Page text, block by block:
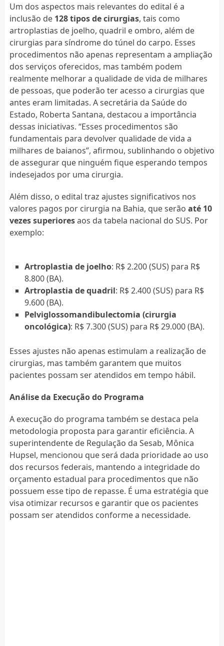
Um dos aspectos mais relevantes do edital é a
inclusão de 128 tipos de cirurgias, tais como
artroplastias de joelho, quadril e ombro, além de
cirurgias para síndrome do túnel do carpo. Esses
procedimentos não apenas representam a ampliação
dos serviços oferecidos, mas também podem
realmente melhorar a qualidade de vida de milhares
de pessoas, que poderão ter acesso a cirurgias que
antes eram limitadas. A secretária da Saúde do
Estado, Roberta Santana, destacou a importância
dessas iniciativas. “Esses procedimentos são
fundamentais para devolver qualidade de vida a
milhares de baianos”, afirmou, sublinhando o objetivo
de assegurar que ninguém fique esperando tempos
indesejados por uma cirurgia.
Além disso, o edital traz ajustes significativos nos
valores pagos por cirurgia na Bahia, que serão até 10
vezes superioresaos da tabela nacional do SUS. Por
exemplo:
Artroplastia de joelho: R$ 2.200 (SUS) para R$
8.800 (BA).
Artroplastia de quadril: R$ 2.400 (SUS) para R$
9.600 (BA).
Pelviglossomandibulectomia (cirurgia
oncológica): R$ 7.300 (SUS) para R$ 29.000 (BA).
Esses ajustes não apenas estimulam a realização de
cirurgias, mas também garantem que muitos
pacientes possam ser atendidos em tempo hábil.
Análise da Execução do Programa
A execução do programa também se destaca pela
metodologia proposta para garantir eficiência. A
superintendente de Regulação da Sesab, Mônica
Hupsel, mencionou que será dada prioridade ao uso
dos recursos federais, mantendo a integridade do
orçamento estadual para procedimentos que não
possuem esse tipo de repasse. É uma estratégia que
visa otimizar recursos e garantir que os pacientes
possam ser atendidos conforme a necessidade.